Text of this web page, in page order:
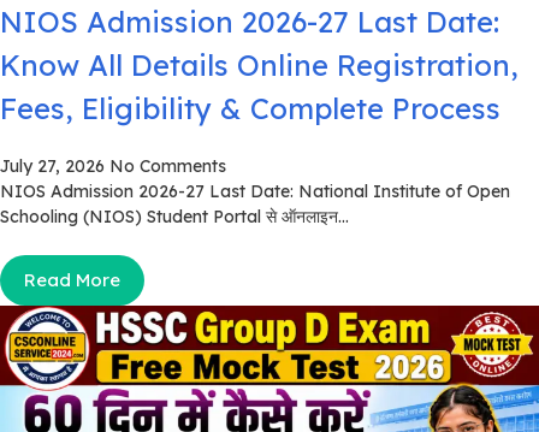
NIOS Admission 2026-27 Last Date:
Know All Details Online Registration,
Fees, Eligibility & Complete Process
July 27, 2026 No Comments
NIOS Admission 2026-27 Last Date: National Institute of Open
Schooling (NIOS) Student Portal से ऑनलाइन...
Read More